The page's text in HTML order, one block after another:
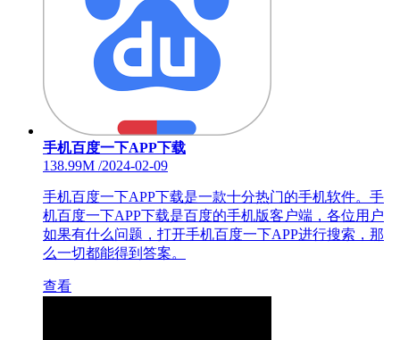
手机百度一下APP下载
138.99M /2024-02-09
手机百度一下APP下载是一款十分热门的手机软件。手
机百度一下APP下载是百度的手机版客户端，各位用户
如果有什么问题，打开手机百度一下APP进行搜索，那
么一切都能得到答案。
查看